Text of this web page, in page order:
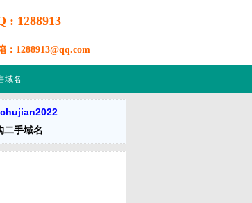
: 1288913
：1288913@qq.com
域名
二手域名